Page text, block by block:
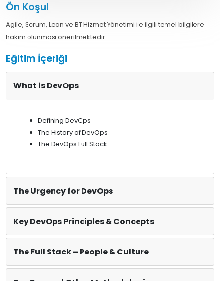
Ön Koşul
Agile, Scrum, Lean ve BT Hizmet Yönetimi ile ilgili temel bilgilere
hakim olunması önerilmektedir.
Eğitim İçeriği
What is DevOps
Defining DevOps
The History of DevOps
The DevOps Full Stack
The Urgency for DevOps
Key DevOps Principles & Concepts
The Full Stack – People & Culture